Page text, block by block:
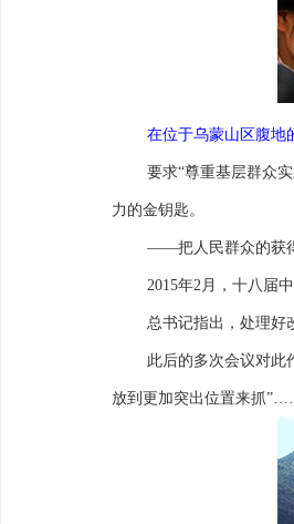
在位于乌蒙山区腹地
要求“尊重基层群众
力的金钥匙。
——把人民群众的获
2015年2月，十八届
总书记指出，处理好
此后的多次会议对此
放到更加突出位置来抓